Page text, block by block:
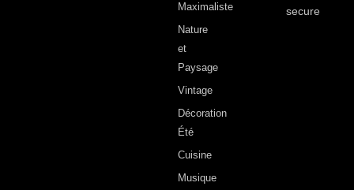
Maximaliste
Nature
et
Paysage
Vintage
Décoration
Été
Cuisine
Musique
secure